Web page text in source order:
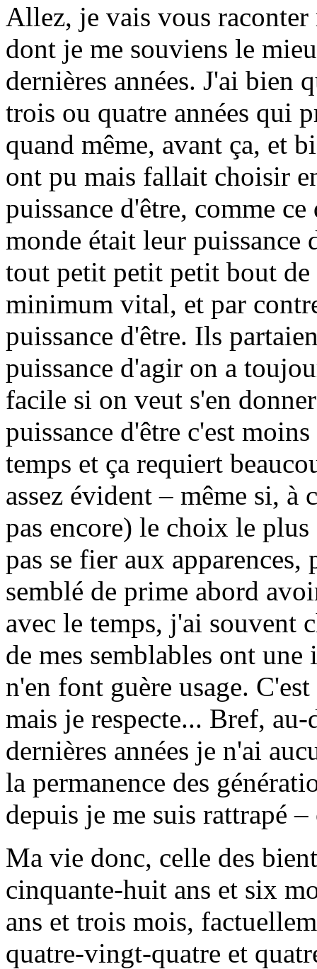
Allez, je vais vous
dont je me souviens le
dernières années. J'ai bien
trois ou quatre années qui
quand même, avant ça, et
ont pu mais fallait choisir
puissance d'être, comme
monde était leur puissance
tout petit petit petit bout de
minimum vital, et par
puissance d'être. Ils
puissance d'agir on a
facile si on veut s'en
puissance d'être c'est
temps et ça requiert
assez évident – même si, à
pas encore) le choix le
pas se fier aux
semblé de prime abord
avec le temps, j'ai souvent
de mes semblables ont
n'en font guère usage.
mais je respecte... Bref,
dernières années je n'ai
la permanence des
depuis je me suis rattrapé
Ma vie donc, celle des
cinquante-huit ans et six
ans et trois mois,
quatre-vingt-quatre et